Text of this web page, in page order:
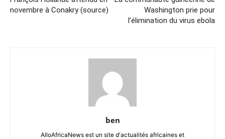
novembre à Conakry (source)
Washington prie pour
l’élimination du virus ebola
ben
AlloAfricaNews est un site d'actualités africaines et